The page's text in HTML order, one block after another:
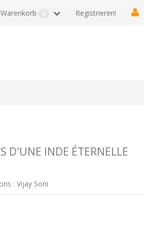
Registrieren!
Warenkorb 0
D'UNE INDE ÉTERNELLE
: Vijay Soni